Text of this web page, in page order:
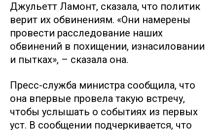
Джульетт Ламонт, сказала, что политик
верит их обвинениям. «Они намерены
провести расследование наших
обвинений в похищении, изнасиловании
и пытках», – сказала она.
Пресс-служба министра сообщила, что
она впервые провела такую встречу,
чтобы услышать о событиях из первых
уст. В сообщении подчеркивается, что